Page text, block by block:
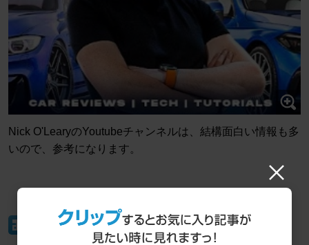
Nick O'LearyのYoutubeチャンネルは、結構面白い情報も多
いので、参考になります。
イイね！